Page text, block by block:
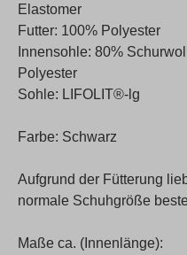
Elastomer
Futter: 100% Polyester
Innensohle: 80%
Polyester
Sohle: LIFOLIT®-lg
Farbe: Schwarz
Aufgrund der Fütterung
normale Schuhgröße
Maße ca. (Innenlänge):